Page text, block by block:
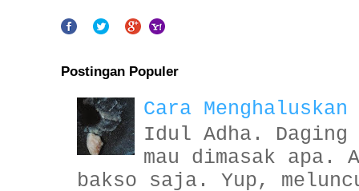
Postingan Populer
Cara
Idul Adha. Daging
mau dimasak
bakso saja. Yup,